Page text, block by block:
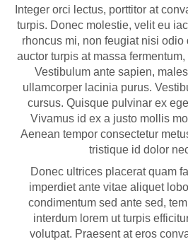
Integer orci lectus, porttitor at
turpis. Donec molestie, velit eu
rhoncus mi, non feugiat nisi
auctor turpis at massa
Vestibulum ante sapien,
ullamcorper lacinia purus.
cursus. Quisque pulvinar ex
Vivamus id ex a justo mollis
Aenean tempor consectetur
tristique id dolor
Donec ultrices placerat quam
imperdiet ante vitae aliquet
condimentum sed ante sed,
interdum lorem ut turpis
volutpat. Praesent at eros